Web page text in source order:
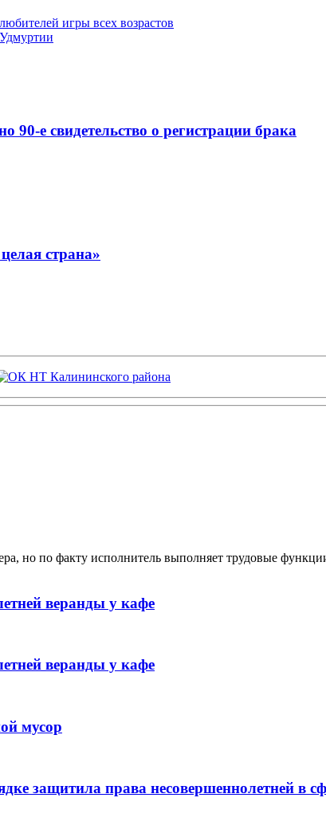
игры всех возрастов
е свидетельство о регистрации брака
страна»
но по факту исполнитель выполняет трудовые
веранды у кафе
веранды у кафе
мусор
защитила права несовершеннолетней в